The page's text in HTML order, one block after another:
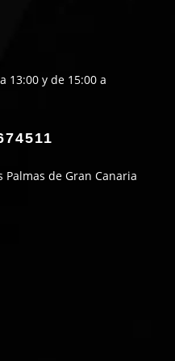
13:00 y de 15:00 a
Palmas de Gran Canaria